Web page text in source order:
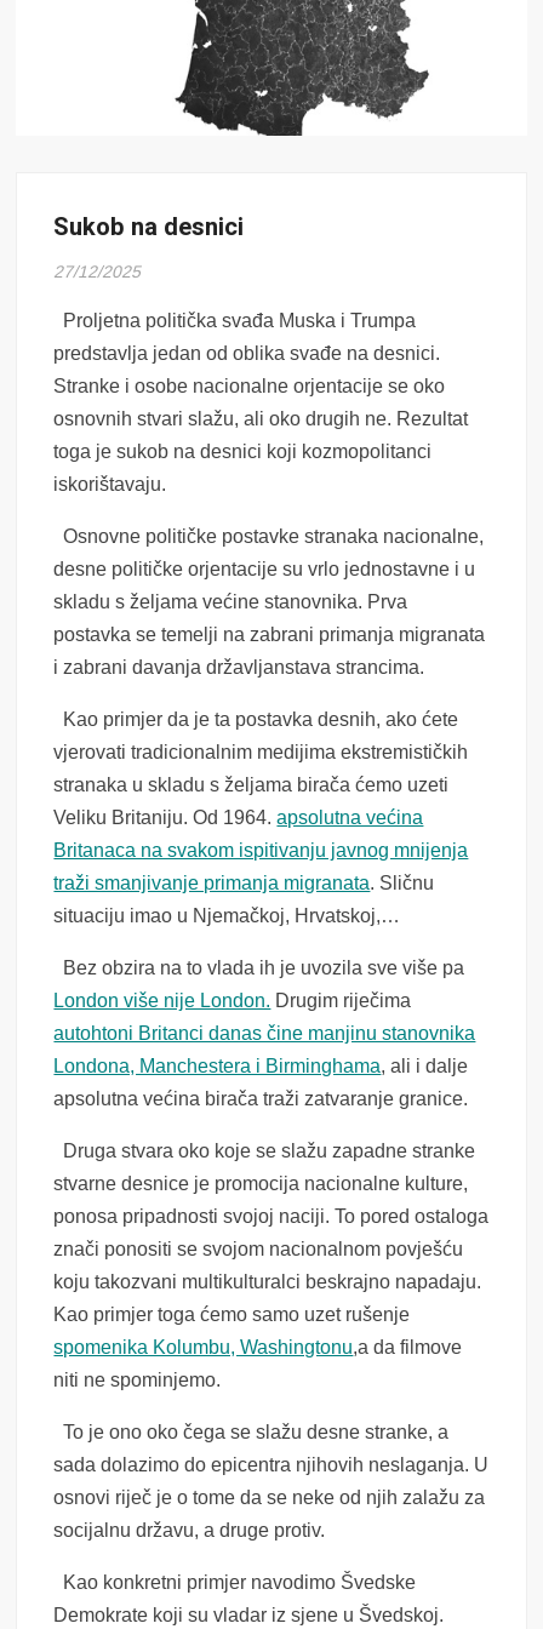
Sukob na desnici
27/12/2025
Proljetna politička svađa Muska i Trumpa
predstavlja jedan od oblika svađe na desnici.
Stranke i osobe nacionalne orjentacije se oko
osnovnih stvari slažu, ali oko drugih ne. Rezultat
toga je sukob na desnici koji kozmopolitanci
iskorištavaju.
Osnovne političke postavke stranaka nacionalne,
desne političke orjentacije su vrlo jednostavne i u
skladu s željama većine stanovnika. Prva
postavka se temelji na zabrani primanja migranata
i zabrani davanja državljanstava strancima.
Kao primjer da je ta postavka desnih, ako ćete
vjerovati tradicionalnim medijima ekstremističkih
stranaka u skladu s željama birača ćemo uzeti
Veliku Britaniju. Od 1964.apsolutna većina
Britanaca na svakom ispitivanju javnog mnijenja
traži smanjivanje primanja migranata. Sličnu
situaciju imao u Njemačkoj, Hrvatskoj,…
Bez obzira na to vlada ih je uvozila sve više pa
London više nije London. Drugim riječima
autohtoni Britanci danas čine manjinu stanovnika
Londona, Manchestera i Birminghama, ali i dalje
apsolutna većina birača traži zatvaranje granice.
Druga stvara oko koje se slažu zapadne stranke
stvarne desnice je promocija nacionalne kulture,
ponosa pripadnosti svojoj naciji. To pored ostaloga
znači ponositi se svojom nacionalnom povješću
koju takozvani multikulturalci beskrajno napadaju.
Kao primjer toga ćemo samo uzet rušenje
spomenika Kolumbu, Washingtonu,a da filmove
niti ne spominjemo.
To je ono oko čega se slažu desne stranke, a
sada dolazimo do epicentra njihovih neslaganja. U
osnovi riječ je o tome da se neke od njih zalažu za
socijalnu državu, a druge protiv.
Kao konkretni primjer navodimo Švedske
Demokrate koji su vladar iz sjene u Švedskoj.